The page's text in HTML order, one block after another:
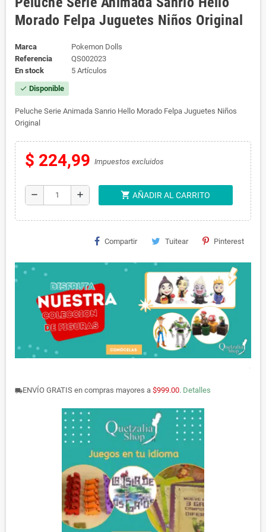
Morado Felpa Juguetes Niños Original
Marca
Pokemon Dolls
Referencia
QS002023
En stock
5 Artículos
check Disponible
Peluche Serie Animada Sanrio Hello Morado Felpa Juguetes Niños
Original
$ 224,99 Impuestos excluidos
remove add shopping_cart AÑADIR AL CARRITO
Compartir Tuitear Pinterest
.
local_shippingENVÍO GRATIS en compras mayores a $999.00. Detalles